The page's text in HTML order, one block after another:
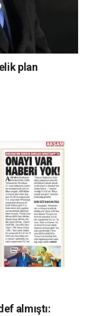
plan
almıştı: